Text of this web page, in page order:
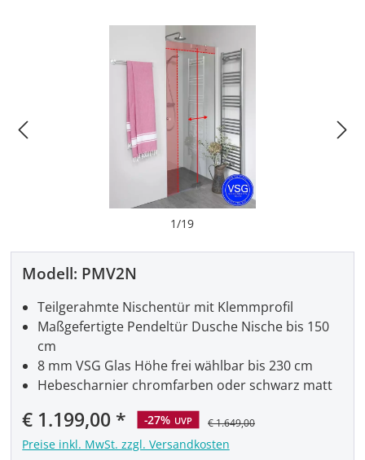
Bildergalerie überspringen
1/19
Modell: PMV2N
Verkaufspreis:
€ 1.199,00 -27% UVP € 1.649,00
Preise inkl. MwSt. zzgl. Versandkosten
Teilgerahmte Nischentür mit Klemmprofil
Maßgefertigte Pendeltür Dusche Nische bis 150
cm
8 mm VSG Glas Höhe frei wählbar bis 230 cm
Hebescharnier chromfarben oder schwarz matt